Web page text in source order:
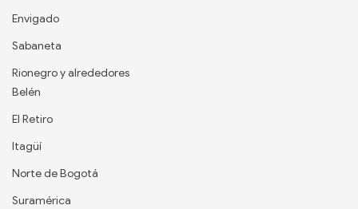
Envigado
Sabaneta
Rionegro y alrededores
Belén
El Retiro
Itagüí
Norte de Bogotá
Suramérica